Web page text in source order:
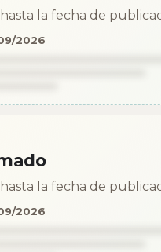
la fecha de
2026
la fecha de
2026